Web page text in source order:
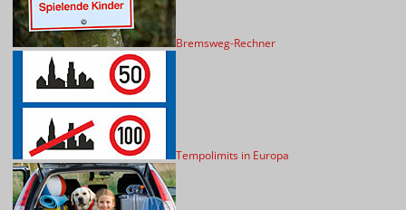
Bremsweg-Rechner
Tempolimits in Europa